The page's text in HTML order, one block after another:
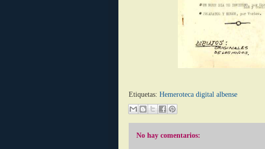
Etiquetas: Hemeroteca digital albense
No hay comentarios: